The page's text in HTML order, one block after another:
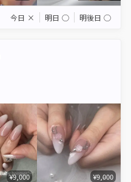
今日 × 明日 ◯ 明後日 ◯
¥9,000 ¥9,000